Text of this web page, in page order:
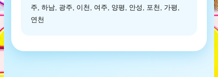
주, 하남, 광주, 이천, 여주, 양평, 안성, 포천, 가평,
연천